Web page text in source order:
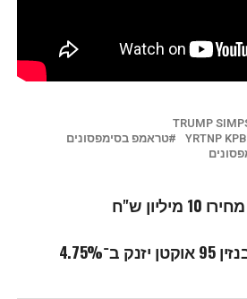
TRUMP
YRTNP
טראמפ בסימפסונים
ש"ח
מסתמן: מחיר ליטר בנזין 95 אוקטן יזנק ב־4.75%